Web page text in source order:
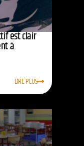
est clair
à
LIRE PLUS